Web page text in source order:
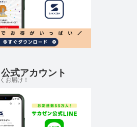
式アカウント
お届け！